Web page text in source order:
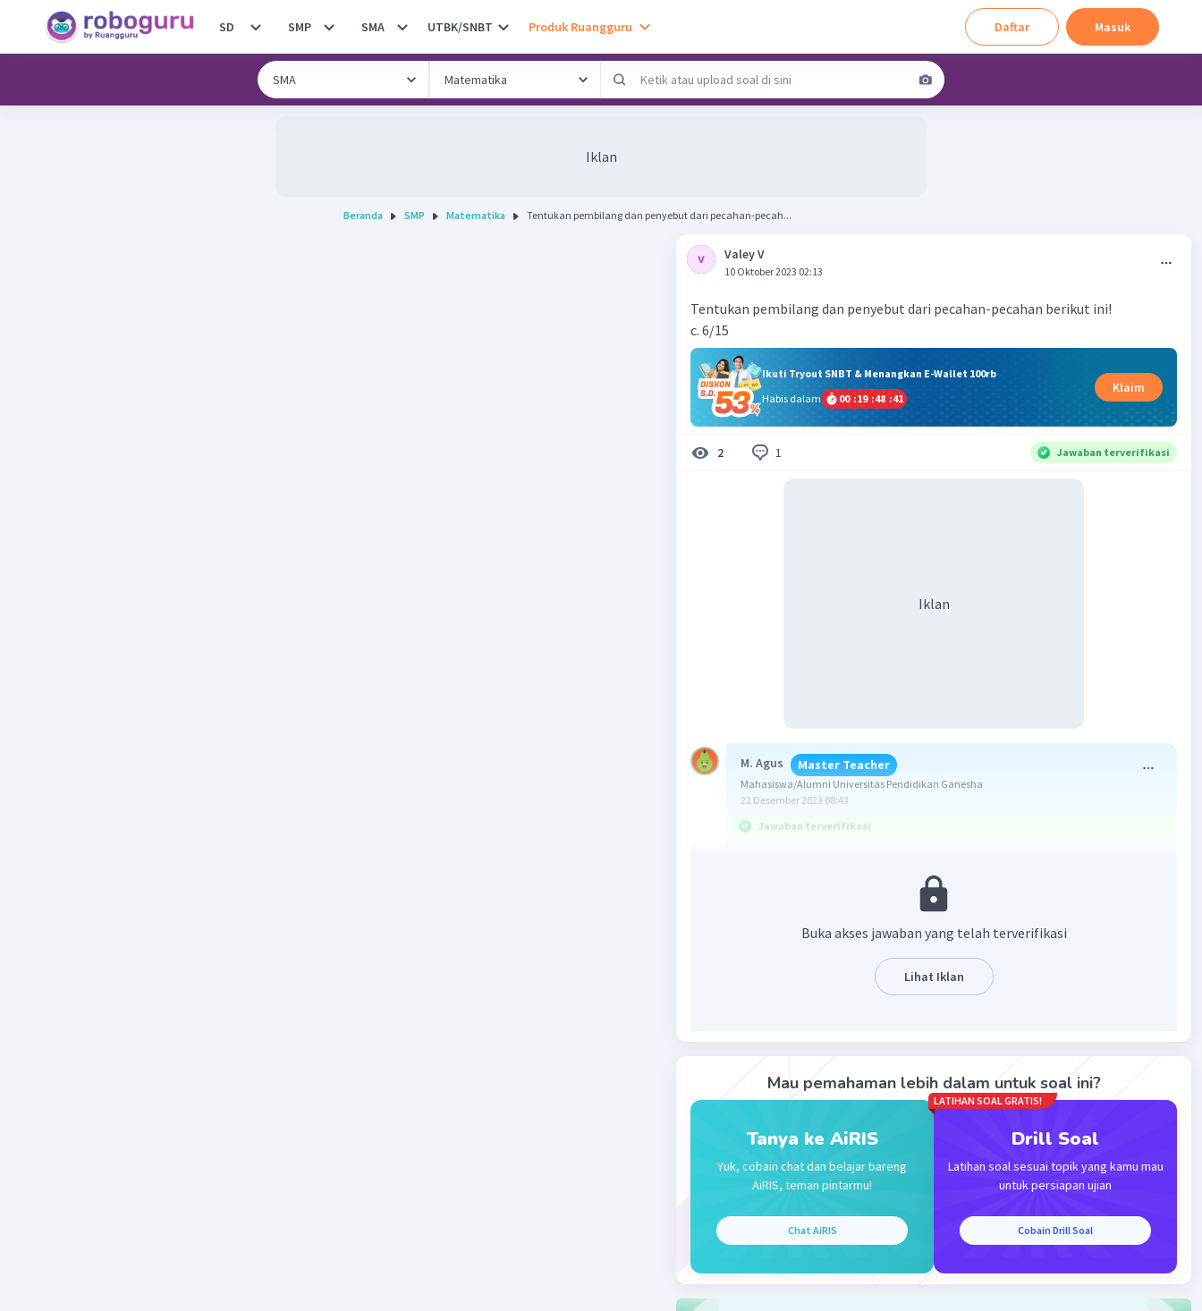
SD SMP SMA UTBK/SNBT Produk Ruangguru Daftar Masuk
Iklan
Beranda SMP Matematika Tentukan pembilang dan penyebut dari pecahan-pecah...
Valey V
10 Oktober 2023 02:13
Tentukan pembilang dan penyebut dari pecahan-pecahan berikut ini!
c. 6/15
Ikuti Tryout SNBT & Menangkan E-Wallet 100rb
Habis dalam
00 :19 :48 :40
Klaim
2 1 Jawaban terverifikasi
Iklan
M. Agus Master Teacher
Mahasiswa/Alumni Universitas Pendidikan Ganesha
21 Desember 2023 08:43
Jawaban terverifikasi
Suatu pecahan yaitu a/b maka :
6 = pembilang
15 = penyebut
Jadi jawabannya adalah 6 = pembilang
15 = penyebut
Beri Rating·0.0(0) Balas
Buka akses jawaban yang telah terverifikasi
Lihat Iklan
Mau pemahaman lebih dalam untuk soal ini?
Tanya ke AiRIS
Yuk, cobain chat dan belajar bareng
AiRIS, teman pintarmu!
Chat AiRIS
LATIHAN SOAL GRATIS!
Drill Soal
Latihan soal sesuai topik yang kamu mau
untuk persiapan ujian
Cobain Drill Soal